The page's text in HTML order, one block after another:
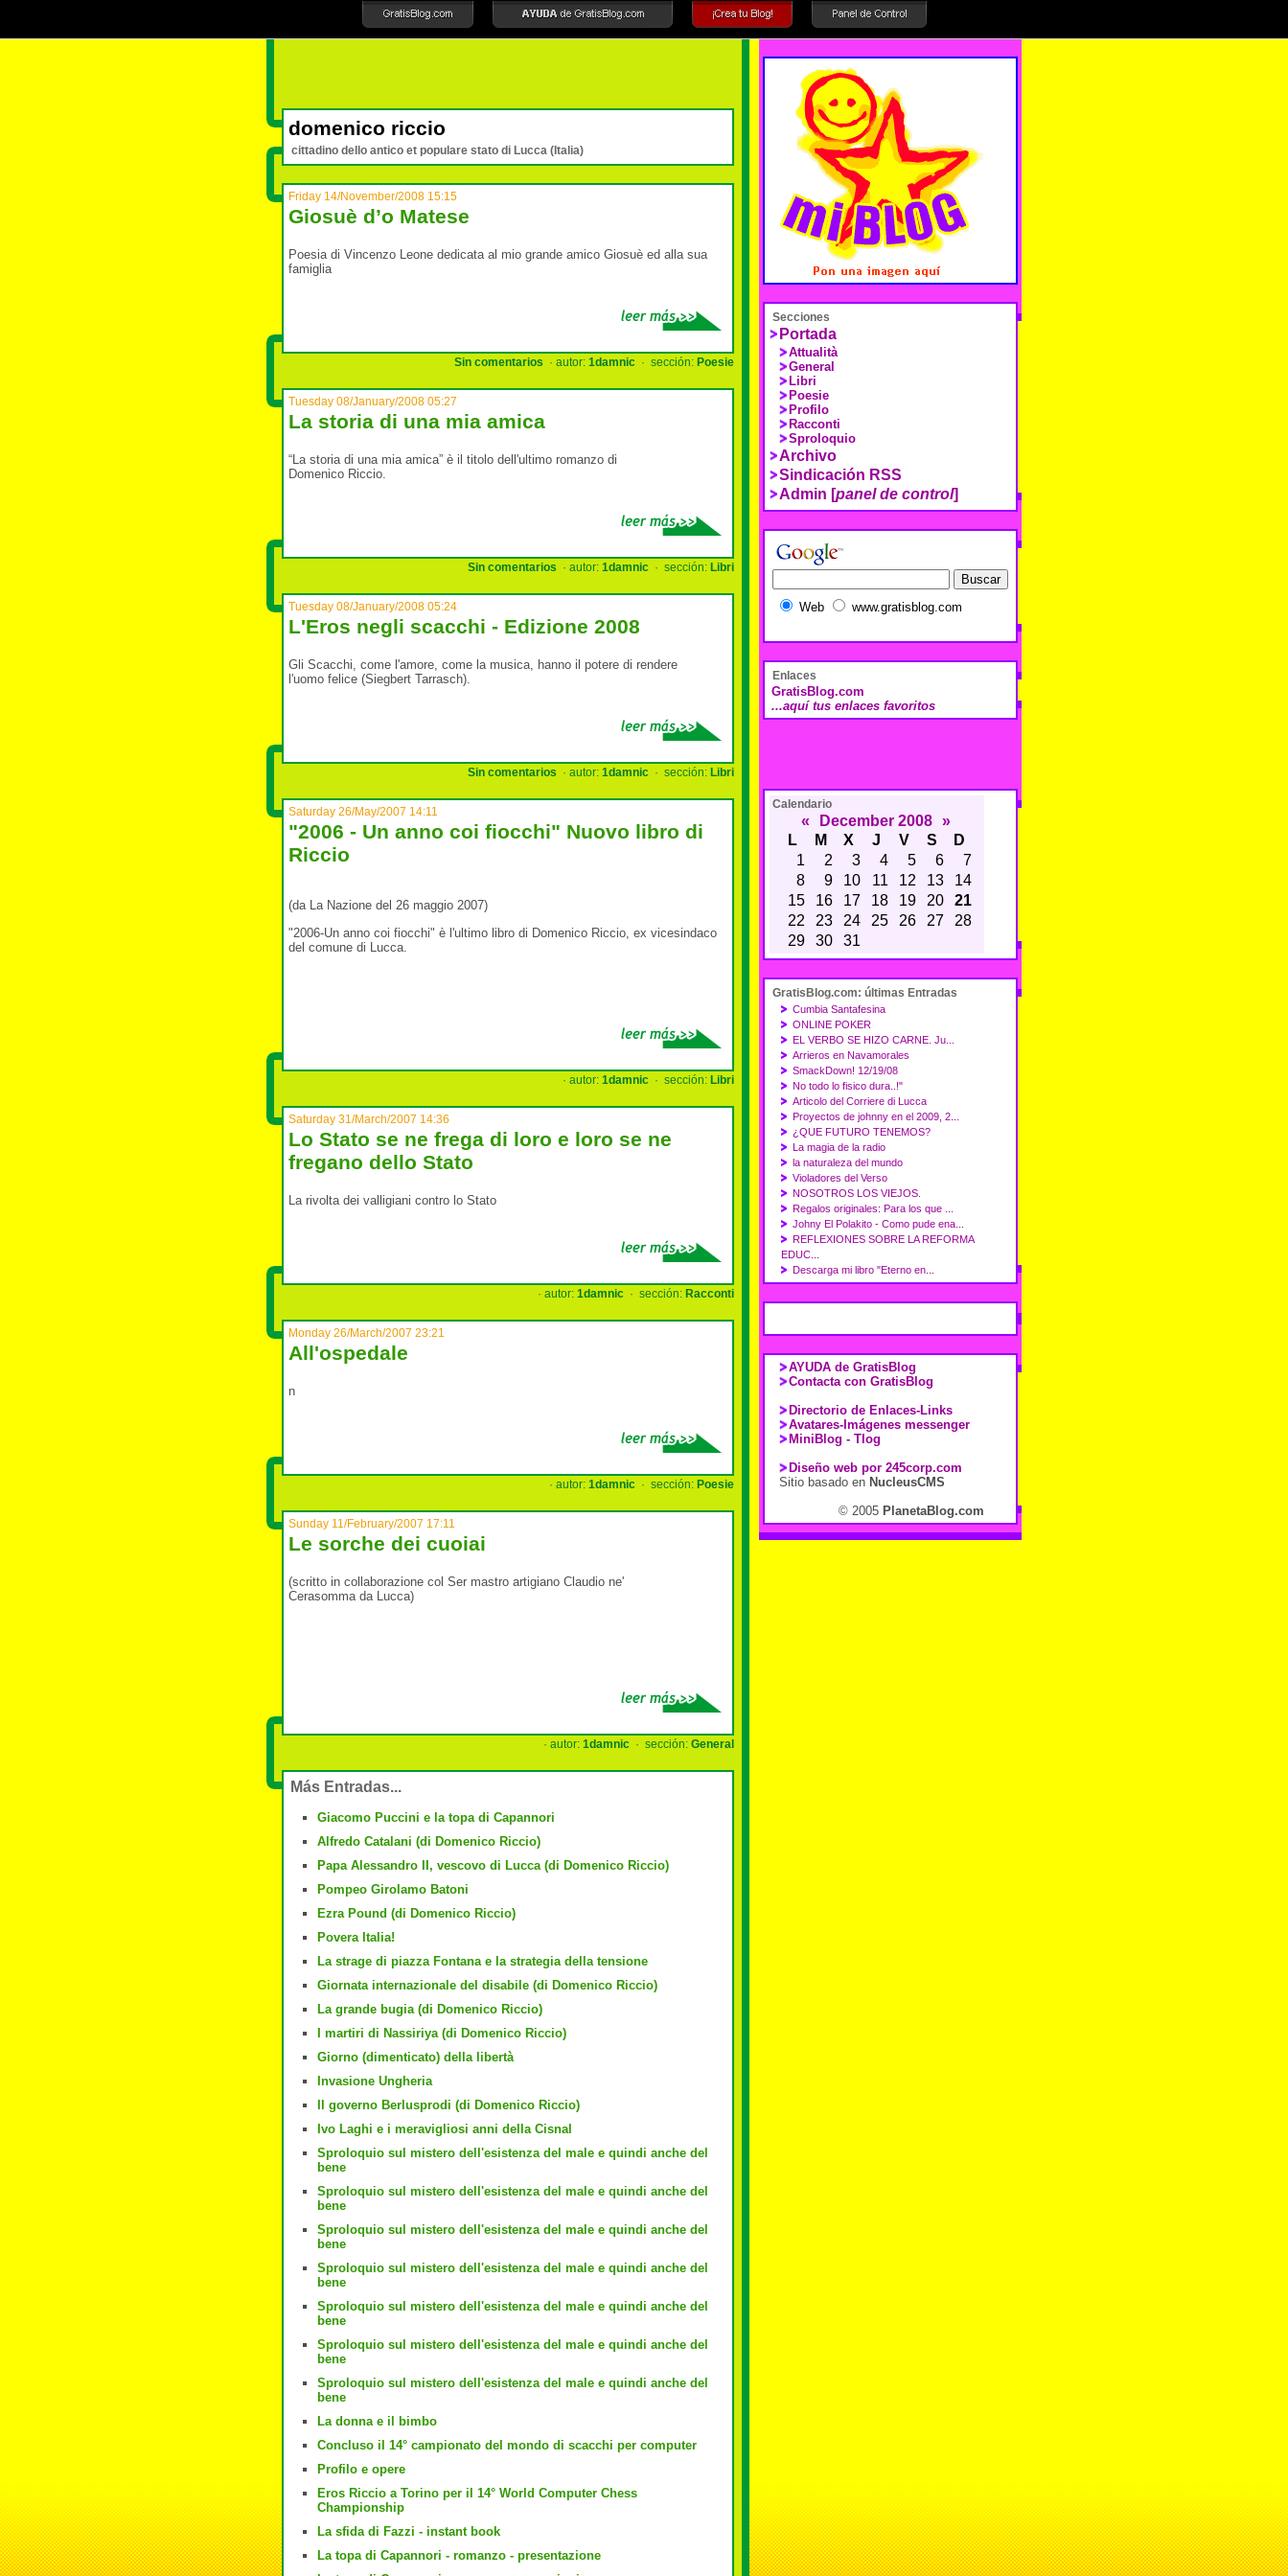
domenico riccio
cittadino dello antico et populare stato di Lucca (Italia)
Friday 14/November/2008 15:15
Giosuè d’o Matese
Poesia di Vincenzo Leone dedicata al mio grande amico Giosuè ed alla sua
famiglia
Sin comentarios · autor: 1damnic · sección: Poesie
Tuesday 08/January/2008 05:27
La storia di una mia amica
“La storia di una mia amica” è il titolo dell'ultimo romanzo di
Domenico Riccio.
Sin comentarios · autor: 1damnic · sección: Libri
Tuesday 08/January/2008 05:24
L'Eros negli scacchi - Edizione 2008
Gli Scacchi, come l'amore, come la musica, hanno il potere di rendere
l'uomo felice (Siegbert Tarrasch).
Sin comentarios · autor: 1damnic · sección: Libri
Saturday 26/May/2007 14:11
"2006 - Un anno coi fiocchi" Nuovo libro di
Riccio
(da La Nazione del 26 maggio 2007)
"2006-Un anno coi fiocchi" è l'ultimo libro di Domenico Riccio, ex vicesindaco
del comune di Lucca.
· autor: 1damnic · sección: Libri
Saturday 31/March/2007 14:36
Lo Stato se ne frega di loro e loro se ne
fregano dello Stato
La rivolta dei valligiani contro lo Stato
· autor: 1damnic · sección: Racconti
Monday 26/March/2007 23:21
All'ospedale
n
· autor: 1damnic · sección: Poesie
Sunday 11/February/2007 17:11
Le sorche dei cuoiai
(scritto in collaborazione col Ser mastro artigiano Claudio ne'
Cerasomma da Lucca)
· autor: 1damnic · sección: General
Más Entradas...
Giacomo Puccini e la topa di Capannori
Alfredo Catalani (di Domenico Riccio)
Papa Alessandro II, vescovo di Lucca (di Domenico Riccio)
Pompeo Girolamo Batoni
Ezra Pound (di Domenico Riccio)
Povera Italia!
La strage di piazza Fontana e la strategia della tensione
Giornata internazionale del disabile (di Domenico Riccio)
La grande bugia (di Domenico Riccio)
I martiri di Nassiriya (di Domenico Riccio)
Giorno (dimenticato) della libertà
Invasione Ungheria
Il governo Berlusprodi (di Domenico Riccio)
Ivo Laghi e i meravigliosi anni della Cisnal
Sproloquio sul mistero dell'esistenza del male e quindi anche del
bene
Sproloquio sul mistero dell'esistenza del male e quindi anche del
bene
Sproloquio sul mistero dell'esistenza del male e quindi anche del
bene
Sproloquio sul mistero dell'esistenza del male e quindi anche del
bene
Sproloquio sul mistero dell'esistenza del male e quindi anche del
bene
Sproloquio sul mistero dell'esistenza del male e quindi anche del
bene
Sproloquio sul mistero dell'esistenza del male e quindi anche del
bene
La donna e il bimbo
Concluso il 14° campionato del mondo di scacchi per computer
Profilo e opere
Eros Riccio a Torino per il 14° World Computer Chess
Championship
La sfida di Fazzi - instant book
La topa di Capannori - romanzo - presentazione
Secciones
Portada
Attualità
General
Libri
Poesie
Profilo
Racconti
Sproloquio
Archivo
Sindicación RSS
Admin [panel de control]
Web www.gratisblog.com
Enlaces
GratisBlog.com
...aquí tus enlaces favoritos
Calendario
« December 2008 »
L
M X J V S
D
1
2 3 4 5 6
7
8
9 10 11 12 13
14
15
16 17 18 19 20
21
22
23 24 25 26 27
28
29
30 31
GratisBlog.com: últimas Entradas
Cumbia Santafesina
ONLINE POKER
EL VERBO SE HIZO CARNE. Ju...
Arrieros en Navamorales
SmackDown! 12/19/08
No todo lo fisico dura..!"
Articolo del Corriere di Lucca
Proyectos de johnny en el 2009, 2...
¿QUE FUTURO TENEMOS?
La magia de la radio
la naturaleza del mundo
Violadores del Verso
NOSOTROS LOS VIEJOS.
Regalos originales: Para los que ...
Johny El Polakito - Como pude ena...
REFLEXIONES SOBRE LA REFORMA
EDUC...
Descarga mi libro "Eterno en...
AYUDA de GratisBlog
Contacta con GratisBlog
Directorio de Enlaces-Links
Avatares-Imágenes messenger
MiniBlog - Tlog
Diseño web por 245corp.com
Sitio basado en NucleusCMS
© 2005 PlanetaBlog.com